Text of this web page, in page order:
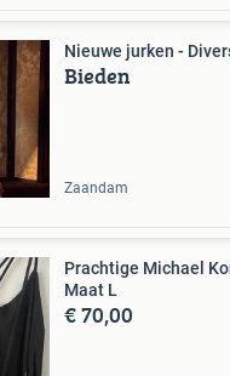
Nieuwe jurken -
Bieden
Zaandam
Prachtige Michael
Maat L
€ 70,00